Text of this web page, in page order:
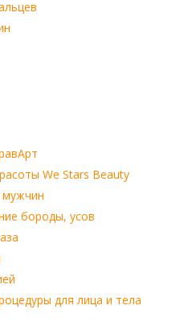
We Stars Beauty
бороды, усов
для лица и тела